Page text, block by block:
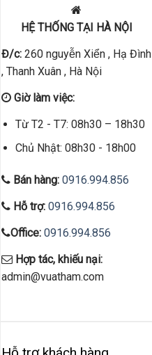
HỆ THỐNG TẠI HÀ NỘI
Đ/c:260 nguyễn Xiển , Hạ Đình
, Thanh Xuân , Hà Nội
Giờ làm việc:
Từ T2 - T7: 08h30 – 18h30
Chủ Nhật: 08h30 - 18h00
Bán hàng: 0916.994.856
Hỗ trợ: 0916.994.856
Office: 0916.994.856
Hợp tác, khiếu nại:
admin@vuatham.com